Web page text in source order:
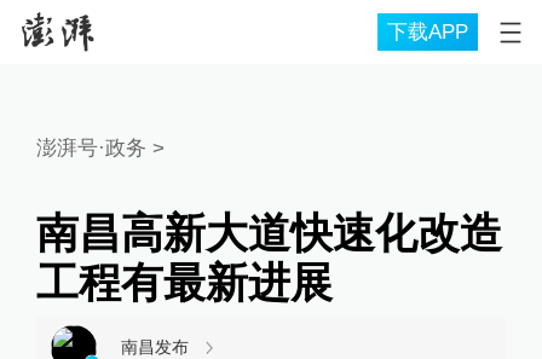
下载APP
澎湃号·政务 >
南昌高新大道快速化改造
工程有最新进展
南昌发布